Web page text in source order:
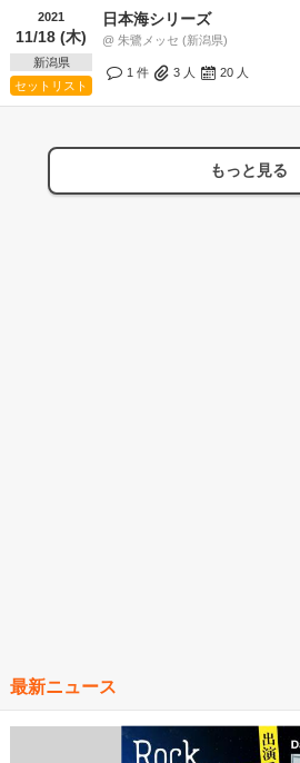
2021
11/18 (木)
新潟県
セットリスト
日本海シリーズ
@ 朱鷺メッセ (新潟県)
1 件 3 人 20 人
もっと見る
最新ニュース